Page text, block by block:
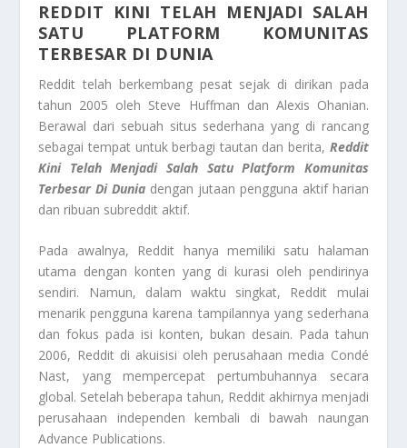
REDDIT KINI TELAH MENJADI SALAH
SATU PLATFORM KOMUNITAS
TERBESAR DI DUNIA
Reddit telah berkembang pesat sejak di dirikan pada
tahun 2005 oleh Steve Huffman dan Alexis Ohanian.
Berawal dari sebuah situs sederhana yang di rancang
sebagai tempat untuk berbagi tautan dan berita, Reddit
Kini Telah Menjadi Salah Satu Platform Komunitas
Terbesar Di Dunia dengan jutaan pengguna aktif harian
dan ribuan subreddit aktif.
Pada awalnya, Reddit hanya memiliki satu halaman
utama dengan konten yang di kurasi oleh pendirinya
sendiri. Namun, dalam waktu singkat, Reddit mulai
menarik pengguna karena tampilannya yang sederhana
dan fokus pada isi konten, bukan desain. Pada tahun
2006, Reddit di akuisisi oleh perusahaan media Condé
Nast, yang mempercepat pertumbuhannya secara
global. Setelah beberapa tahun, Reddit akhirnya menjadi
perusahaan independen kembali di bawah naungan
Advance Publications.